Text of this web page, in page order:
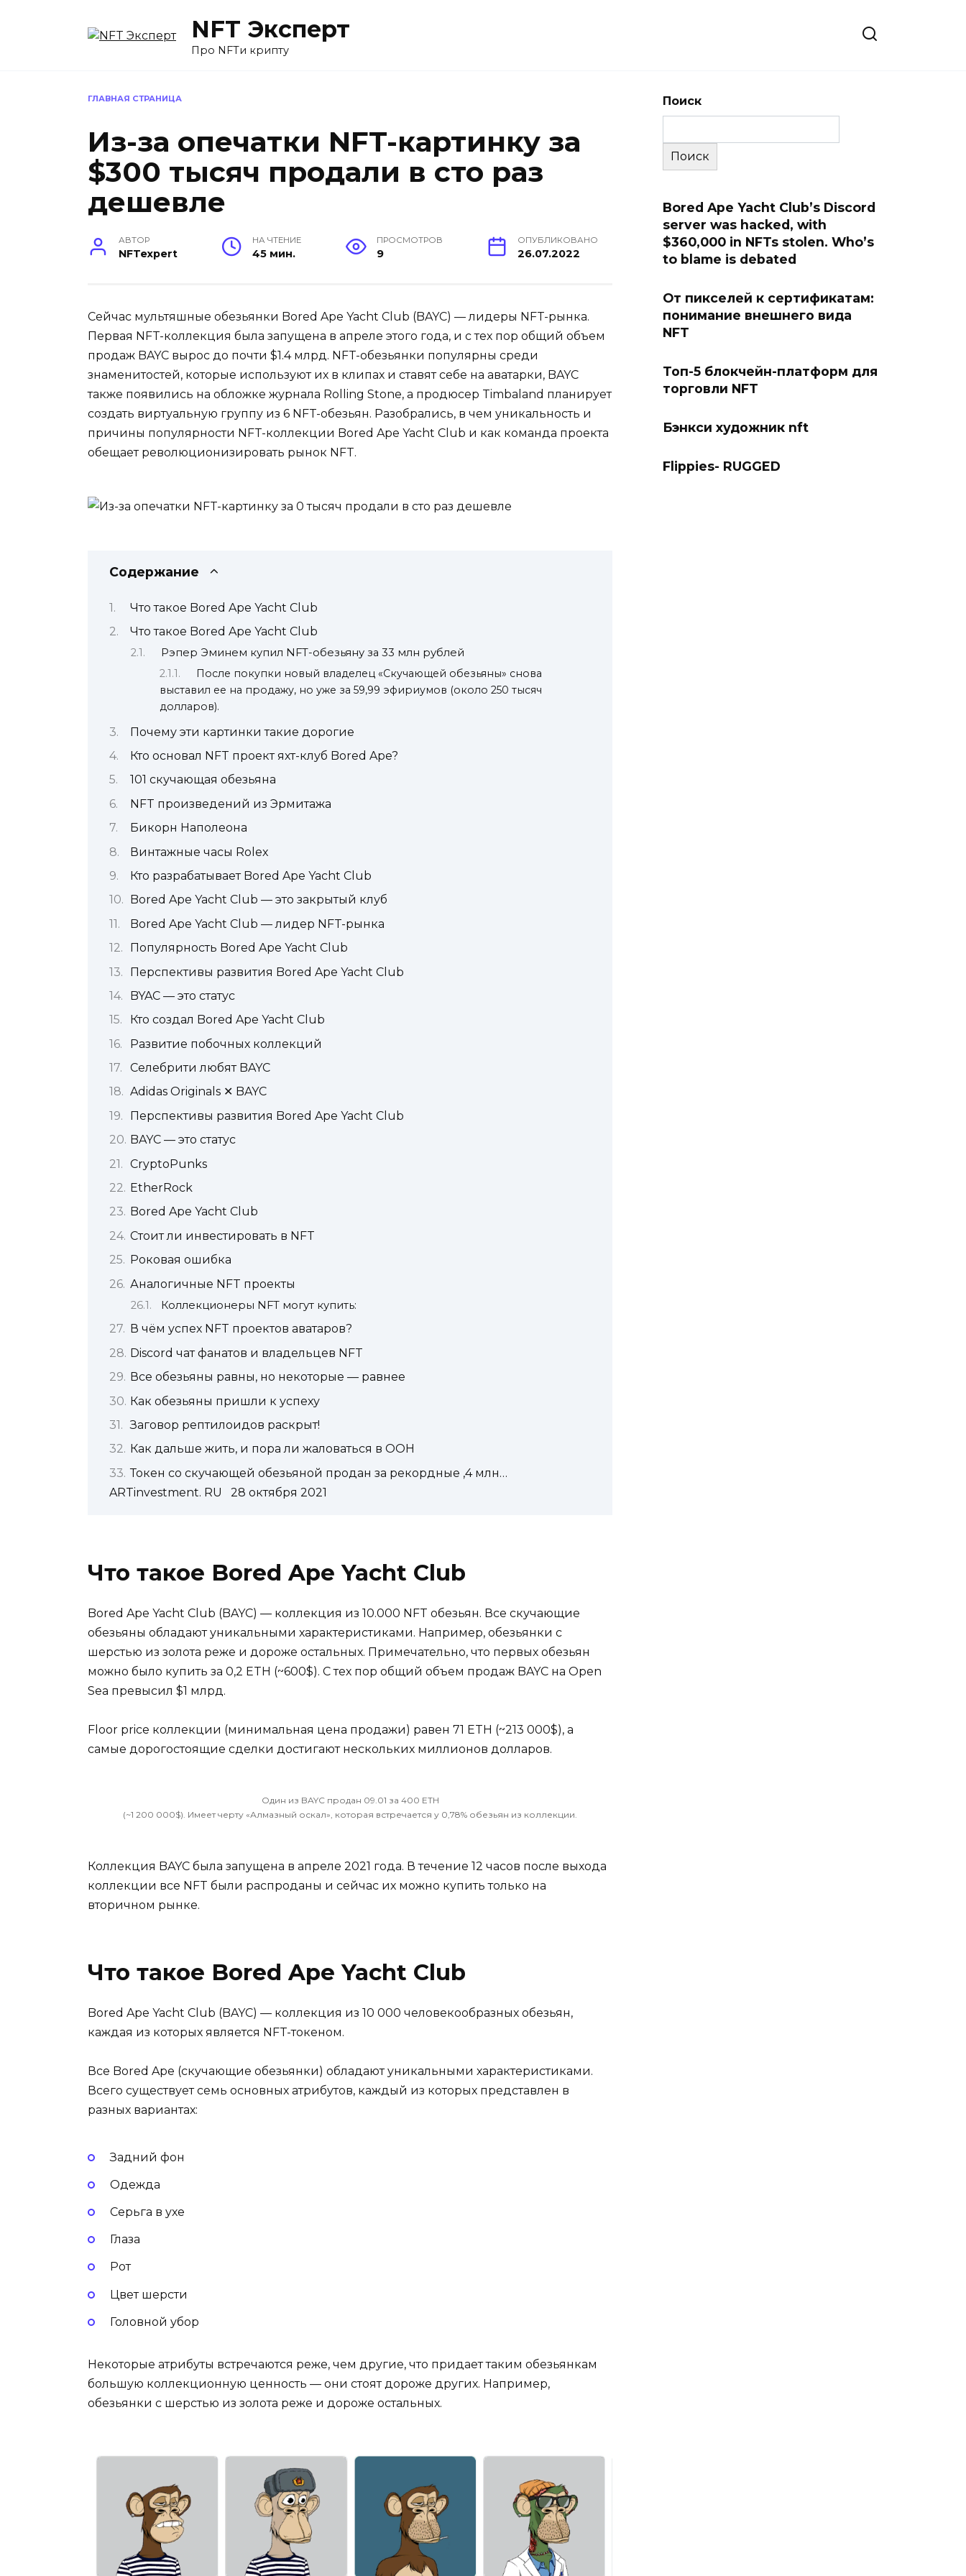
NFT Эксперт
Про NFTи крипту
ГЛАВНАЯ СТРАНИЦА
Из-за опечатки NFT-картинку за
$300 тысяч продали в сто раз
дешевле
АВТОР
NFTexpert
НА ЧТЕНИЕ
45 мин.
ПРОСМОТРОВ
9
ОПУБЛИКОВАНО
26.07.2022
Сейчас мультяшные обезьянки Bored Ape Yacht Club (BAYC) — лидеры NFT-рынка.
Первая NFT-коллекция была запущена в апреле этого года, и с тех пор общий объем
продаж BAYC вырос до почти $1.4 млрд. NFT-обезьянки популярны среди
знаменитостей, которые используют их в клипах и ставят себе на аватарки, BAYC
также появились на обложке журнала Rolling Stone, а продюсер Timbaland планирует
создать виртуальную группу из 6 NFT-обезьян. Разобрались, в чем уникальность и
причины популярности NFT-коллекции Bored Ape Yacht Club и как команда проекта
обещает революционизировать рынок NFT.
Содержание
Что такое Bored Ape Yacht Club
Что такое Bored Ape Yacht Club
Рэпер Эминем купил NFT-обезьяну за 33 млн рублей
После покупки новый владелец «Скучающей обезьяны» снова
выставил ее на продажу, но уже за 59,99 эфириумов (около 250 тысяч
долларов).
Почему эти картинки такие дорогие
Кто основал NFT проект яхт-клуб Bored Ape?
101 скучающая обезьяна
NFT произведений из Эрмитажа
Бикорн Наполеона
Винтажные часы Rolex
Кто разрабатывает Bored Ape Yacht Club
Bored Ape Yacht Club — это закрытый клуб
Bored Ape Yacht Club — лидер NFT-рынка
Популярность Bored Ape Yacht Club
Перспективы развития Bored Ape Yacht Club
BYAC — это статус
Кто создал Bored Ape Yacht Club
Развитие побочных коллекций
Селебрити любят BAYC
Adidas Originals ✕ BAYC
Перспективы развития Bored Ape Yacht Club
BAYC — это статус
CryptoPunks
EtherRock
Bored Ape Yacht Club
Стоит ли инвестировать в NFT
Роковая ошибка
Аналогичные NFT проекты
Коллекционеры NFT могут купить:
В чём успех NFT проектов аватаров?
Discord чат фанатов и владельцев NFT
Все обезьяны равны, но некоторые — равнее
Как обезьяны пришли к успеху
Заговор рептилоидов раскрыт!
Как дальше жить, и пора ли жаловаться в ООН
Токен со скучающей обезьяной продан за рекордные ,4 млн…
ARTinvestment. RU 28 октября 2021
Что такое Bored Ape Yacht Club
Bored Ape Yacht Club (BAYC) — коллекция из 10.000 NFT обезьян. Все скучающие
обезьяны обладают уникальными характеристиками. Например, обезьянки с
шерстью из золота реже и дороже остальных. Примечательно, что первых обезьян
можно было купить за 0,2 ETH (~600$). С тех пор общий объем продаж BAYC на Open
Sea превысил $1 млрд.
Floor price коллекции (минимальная цена продажи) равен 71 ETH (~213 000$), а
самые дорогостоящие сделки достигают нескольких миллионов долларов.
Один из BAYC продан 09.01 за 400 ETH
(~1 200 000$). Имеет черту «Алмазный оскал», которая встречается у 0,78% обезьян из коллекции.
Коллекция BAYC была запущена в апреле 2021 года. В течение 12 часов после выхода
коллекции все NFT были распроданы и сейчас их можно купить только на
вторичном рынке.
Что такое Bored Ape Yacht Club
Bored Ape Yacht Club (BAYC) — коллекция из 10 000 человекообразных обезьян,
каждая из которых является NFT-токеном.
Все Bored Ape (скучающие обезьянки) обладают уникальными характеристиками.
Всего существует семь основных атрибутов, каждый из которых представлен в
разных вариантах:
Задний фон
Одежда
Серьга в ухе
Глаза
Рот
Цвет шерсти
Головной убор
Некоторые атрибуты встречаются реже, чем другие, что придает таким обезьянкам
большую коллекционную ценность — они стоят дороже других. Например,
обезьянки с шерстью из золота реже и дороже остальных.
Поиск
Поиск
Bored Ape Yacht Club’s Discord
server was hacked, with
$360,000 in NFTs stolen. Who’s
to blame is debated
От пикселей к сертификатам:
понимание внешнего вида
NFT
Топ-5 блокчейн-платформ для
торговли NFT
Бэнкси художник nft
Flippies- RUGGED